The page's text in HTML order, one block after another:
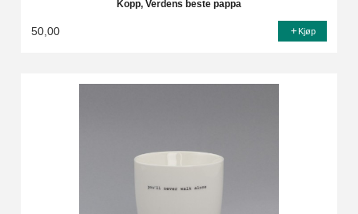
Kopp, Verdens beste pappa
50,00 Kjøp